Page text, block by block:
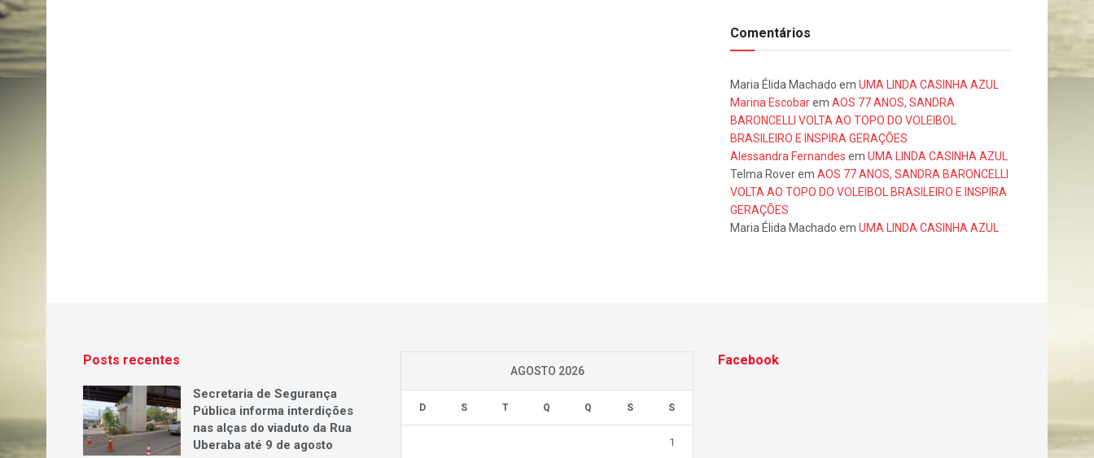
Comentários
Maria Élida Machado em UMA LINDA CASINHA AZUL
Marina Escobarem AOS 77 ANOS, SANDRA
BARONCELLI VOLTA AO TOPO DO VOLEIBOL
BRASILEIRO E INSPIRA GERAÇÕES
Alessandra Fernandes em UMA LINDA CASINHA AZUL
Telma Roverem AOS 77 ANOS, SANDRA BARONCELLI
VOLTA AO TOPO DO VOLEIBOL BRASILEIRO E INSPIRA
GERAÇÕES
Maria Élida Machado em UMA LINDA CASINHA AZUL
Posts recentes
Secretaria de Segurança
Pública informa interdições
nas alças do viaduto da Rua
Uberaba até 9 de agosto
AGOSTO 2026
D S T Q Q S S
1
Facebook